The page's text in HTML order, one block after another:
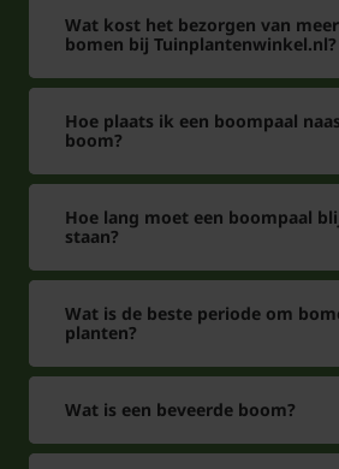
Wat kost het bezorgen van
bomen bij Tuinplantenwinkel.nl?
Hoe plaats ik een boompaal
boom?
Hoe lang moet een boompaal
staan?
Wat is de beste periode om
planten?
Wat is een beveerde boom?